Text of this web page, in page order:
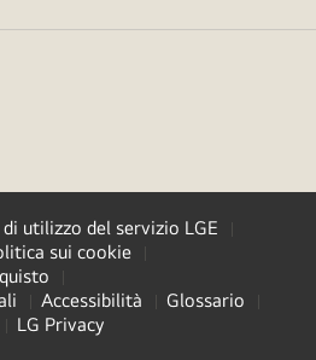
utilizzo del servizio LGE
sui cookie
Accessibilità
Glossario
LG Privacy